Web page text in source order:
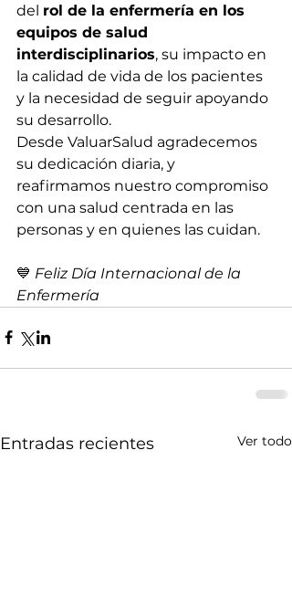
del rol de la enfermería en los
equipos de salud
interdisciplinarios, su impacto en
la calidad de vida de los pacientes
y la necesidad de seguir apoyando
su desarrollo.
Desde ValuarSalud agradecemos
su dedicación diaria, y
reafirmamos nuestro compromiso
con una salud centrada en las
personas y en quienes las cuidan.
💙 Feliz Día Internacional de la
Enfermería
Entradas recientes Ver todo